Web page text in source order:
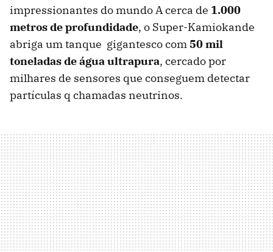
impressionantes do mundo A cerca de 1.000
metros de profundidade, o Super-Kamiokande
abriga um tanque gigantesco com50 mil
toneladas de água ultrapura, cercado por
milhares de sensores que conseguem detectar
partículas q chamadas neutrinos.